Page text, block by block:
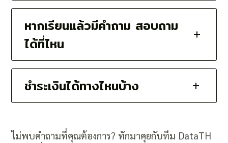
หากเรียนแล้วมีคำถาม สอบถาม
ได้ที่ไหน
ชำระเงินได้ทางไหนบ้าง
ไม่พบคำถามที่คุณต้องการ? ทักมาคุยกับทีม DataTH